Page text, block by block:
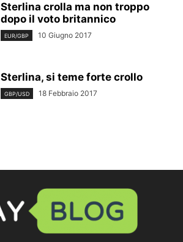
Sterlina crolla ma non troppo
dopo il voto britannico
EUR/GBP 10 Giugno 2017
Sterlina, si teme forte crollo
GBP/USD 18 Febbraio 2017